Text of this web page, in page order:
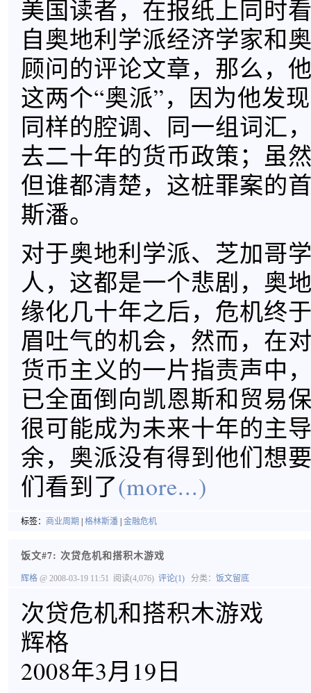
美国读者，在报纸上同时
自奥地利学派经济学家和
顾问的评论文章，那么，
这两个“奥派”，因为他发
同样的腔调、同一组词汇
去二十年的货币政策；虽
但谁都清楚，这桩罪案的
斯潘。
对于奥地利学派、芝加哥
人，这都是一个悲剧，奥
缘化几十年之后，危机终
眉吐气的机会，然而，在
货币主义的一片指责声中
已全面倒向凯恩斯和贸易
很可能成为未来十年的主
余，奥派没有得到他们想
们看到了(more...)
标签： 商业周期 格林斯潘 金融危机
饭文#7: 次贷危机和搭积木游戏
辉格 @ 2008-03-19 11:51 阅读(4,076) 评论(1) 分类： 饭文留底
次贷危机和搭积木游戏
辉格
2008年3月19日